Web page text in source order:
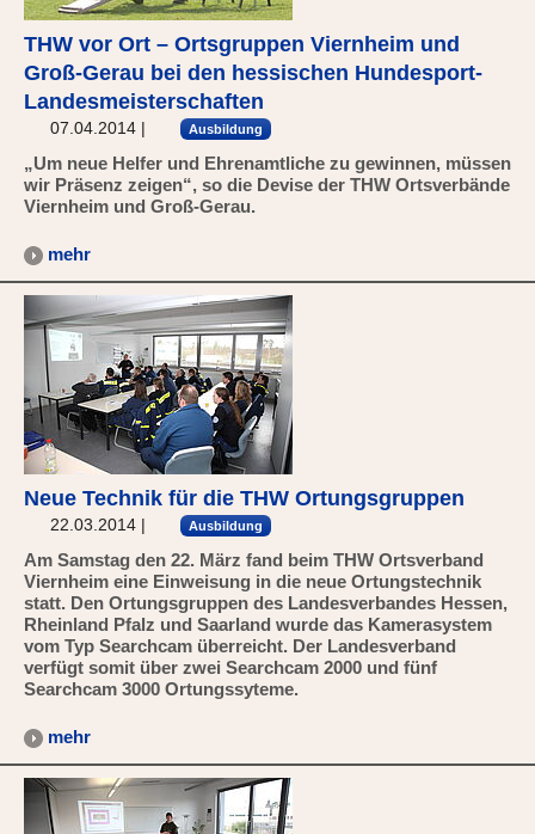
THW vor Ort – Ortsgruppen Viernheim und
Groß-Gerau bei den hessischen Hundesport-
Landesmeisterschaften
07.04.2014 | Ausbildung
„Um neue Helfer und Ehrenamtliche zu gewinnen, müssen
wir Präsenz zeigen“, so die Devise der THW Ortsverbände
Viernheim und Groß-Gerau.
mehr
Neue Technik für die THW Ortungsgruppen
22.03.2014 | Ausbildung
Am Samstag den 22. März fand beim THW Ortsverband
Viernheim eine Einweisung in die neue Ortungstechnik
statt. Den Ortungsgruppen des Landesverbandes Hessen,
Rheinland Pfalz und Saarland wurde das Kamerasystem
vom Typ Searchcam überreicht. Der Landesverband
verfügt somit über zwei Searchcam 2000 und fünf
Searchcam 3000 Ortungssyteme.
mehr